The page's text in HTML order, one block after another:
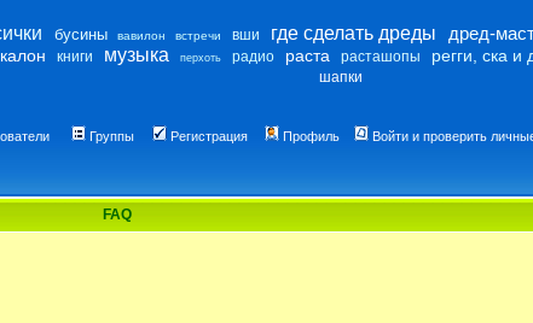
бусины вавилон встречи вши где сделать дреды дред-
книги музыка перхоть радио раста расташопы регги, ска и
шапки
Группы Регистрация Профиль Войти и проверить
FAQ